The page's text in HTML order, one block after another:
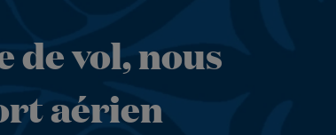
vol, nous
aérien